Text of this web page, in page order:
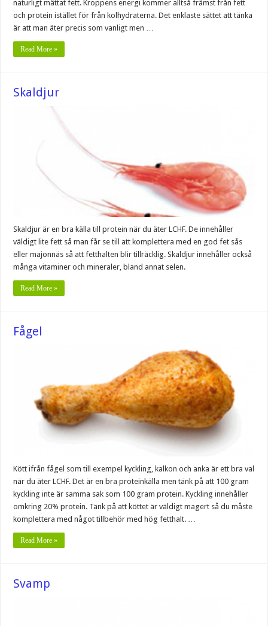
naturligt mättat fett. Kroppens energi kommer alltså främst från fett
och protein istället för från kolhydraterna. Det enklaste sättet att tänka
är att man äter precis som vanligt men …
Read More »
Skaldjur
Skaldjur är en bra källa till protein när du äter LCHF. De innehåller
väldigt lite fett så man får se till att komplettera med en god fet sås
eller majonnäs så att fetthalten blir tillräcklig. Skaldjur innehåller också
många vitaminer och mineraler, bland annat selen.
Read More »
Fågel
Kött ifrån fågel som till exempel kyckling, kalkon och anka är ett bra val
när du äter LCHF. Det är en bra proteinkälla men tänk på att 100 gram
kyckling inte är samma sak som 100 gram protein. Kyckling innehåller
omkring 20% protein. Tänk på att köttet är väldigt magert så du måste
komplettera med något tillbehör med hög fetthalt. …
Read More »
Svamp